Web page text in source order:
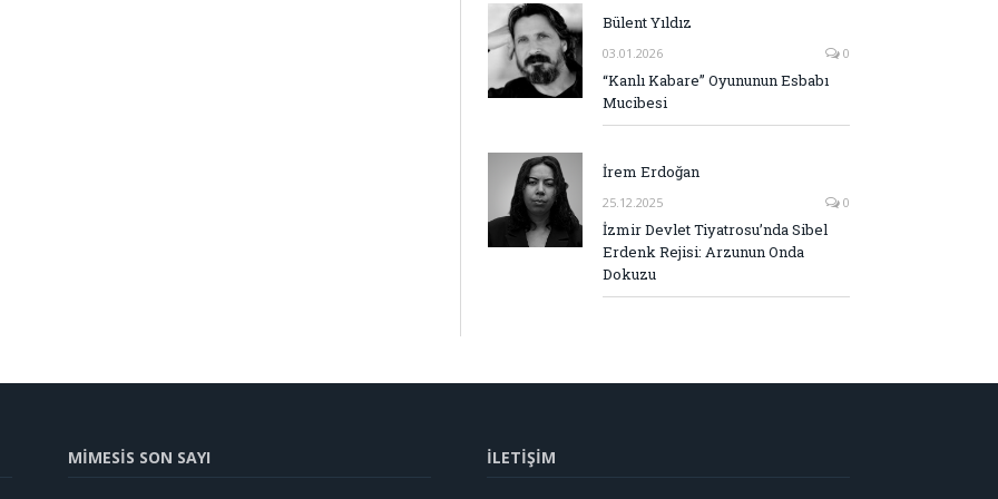
Bülent Yıldız
03.01.2026 0
“Kanlı Kabare” Oyununun Esbabı
Mucibesi
İrem Erdoğan
25.12.2025 0
İzmir Devlet Tiyatrosu’nda Sibel
Erdenk Rejisi: Arzunun Onda
Dokuzu
MİMESİS SON SAYI İLETİŞİM